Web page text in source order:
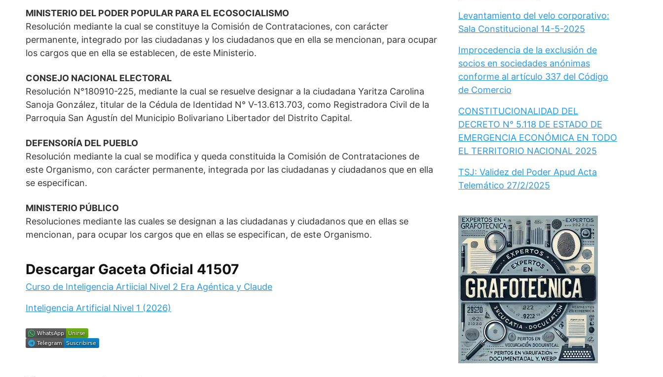
MINISTERIO DEL PODER POPULAR PARA EL ECOSOCIALISMO
Resolución mediante la cual se constituye la Comisión de Contrataciones, con carácter
permanente, integrado por las ciudadanas y los ciudadanos que en ella se mencionan, para ocupar
los cargos que en ella se establecen, de este Ministerio.
CONSEJO NACIONAL ELECTORAL
Resolución N°180910-225, mediante la cual se resuelve designar a la ciudadana Yaritza Carolina
Sanoja González, titular de la Cédula de Identidad N° V-13.613.703, como Registradora Civil de la
Parroquia San Agustín del Municipio Bolivariano Libertador del Distrito Capital.
DEFENSORÍA DEL PUEBLO
Resolución mediante la cual se modifica y queda constituida la Comisión de Contrataciones de
este Organismo, con carácter permanente, integrada por las ciudadanas y ciudadanos que en ella
se especifican.
MINISTERIO PÚBLICO
Resoluciones mediante las cuales se designan a las ciudadanas y ciudadanos que en ellas se
mencionan, para ocupar los cargos que en ellas se especifican, de este Organismo.
Descargar Gaceta Oficial 41507
Curso de Inteligencia Artiicial Nivel 2 Era Agéntica y Claude
Inteligencia Artificial Nivel 1 (2026)
Levantamiento del velo corporativo:
Sala Constitucional 14-5-2025
Improcedencia de la exclusión de
socios en sociedades anónimas
conforme al artículo 337 del Código
de Comercio
CONSTITUCIONALIDAD DEL
DECRETO N° 5.118 DE ESTADO DE
EMERGENCIA ECONÓMICA EN TODO
EL TERRITORIO NACIONAL 2025
TSJ: Validez del Poder Apud Acta
Telemático 27/2/2025